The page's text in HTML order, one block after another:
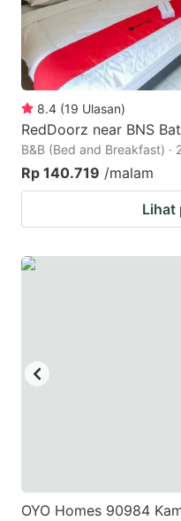
8.4 (19 Ulasan)
RedDoorz near BNS
B&B (Bed and Breakfast) ·
Rp 140.719 /malam
Lihat
OYO Homes 90984